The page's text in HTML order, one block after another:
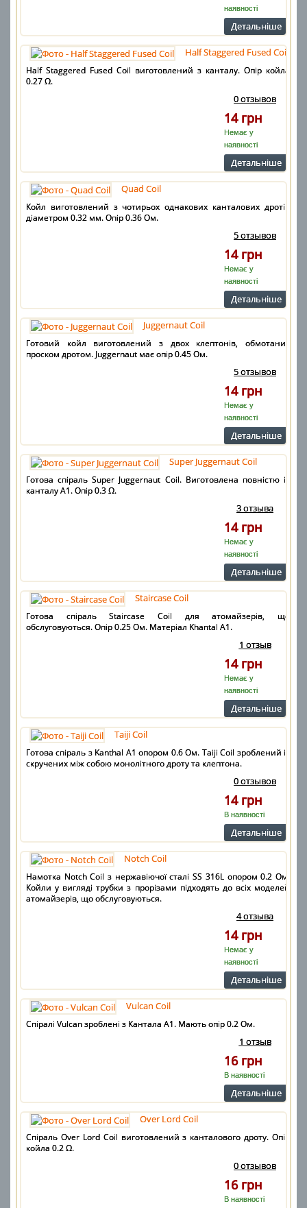
наявності
Детальнiше
Half Staggered Fused Coil
Half Staggered Fused Coil виготовлений з канталу. Опір койла
0.27 Ω.
0 отзывов
14 грн
Немає у
наявності
Детальнiше
Quad Coil
Койл виготовлений з чотирьох однакових канталових дротів
діаметром 0.32 мм. Опір 0.36 Ом.
5 отзывов
14 грн
Немає у
наявності
Детальнiше
Juggernaut Coil
Готовий койл виготовлений з двох клептонів, обмотаних
проском дротом. Juggernaut має опір 0.45 Ом.
5 отзывов
14 грн
Немає у
наявності
Детальнiше
Super Juggernaut Coil
Готова спіраль Super Juggernaut Coil. Виготовлена повністю із
канталу А1. Опір 0.3 Ω.
3 отзыва
14 грн
Немає у
наявності
Детальнiше
Staircase Coil
Готова спіраль Staircase Coil для атомайзерів, що
обслуговуються. Опір 0.25 Ом. Матеріал Khantal A1.
1 отзыв
14 грн
Немає у
наявності
Детальнiше
Taiji Coil
Готова спіраль з Kanthal A1 опором 0.6 Ом. Taiji Coil зроблений із
скручених між собою монолітного дроту та клептона.
0 отзывов
14 грн
В наявності
Детальнiше
Notch Coil
Намотка Notch Coil з нержавіючої сталі SS 316L опором 0.2 Ом.
Койли у вигляді трубки з прорізами підходять до всіх моделей
атомайзерів, що обслуговуються.
4 отзыва
14 грн
Немає у
наявності
Детальнiше
Vulcan Coil
Спіралі Vulcan зроблені з Кантала А1. Мають опір 0.2 Ом.
1 отзыв
16 грн
В наявності
Детальнiше
Over Lord Coil
Спіраль Over Lord Coil виготовлений з канталового дроту. Опір
койла 0.2 Ω.
0 отзывов
16 грн
В наявності